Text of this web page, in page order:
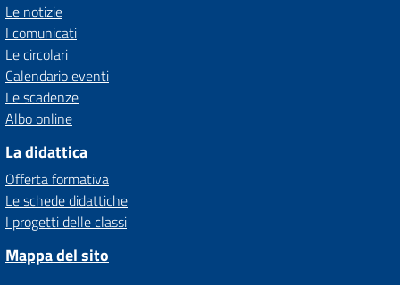
Le notizie
I comunicati
Le circolari
Calendario eventi
Le scadenze
Albo online
La didattica
Offerta formativa
Le schede didattiche
I progetti delle classi
Mappa del sito